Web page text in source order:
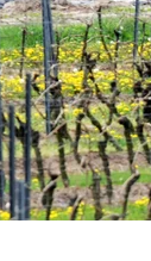
veranstaltungen
shop
fragen & hilfe
unterstützen
abo